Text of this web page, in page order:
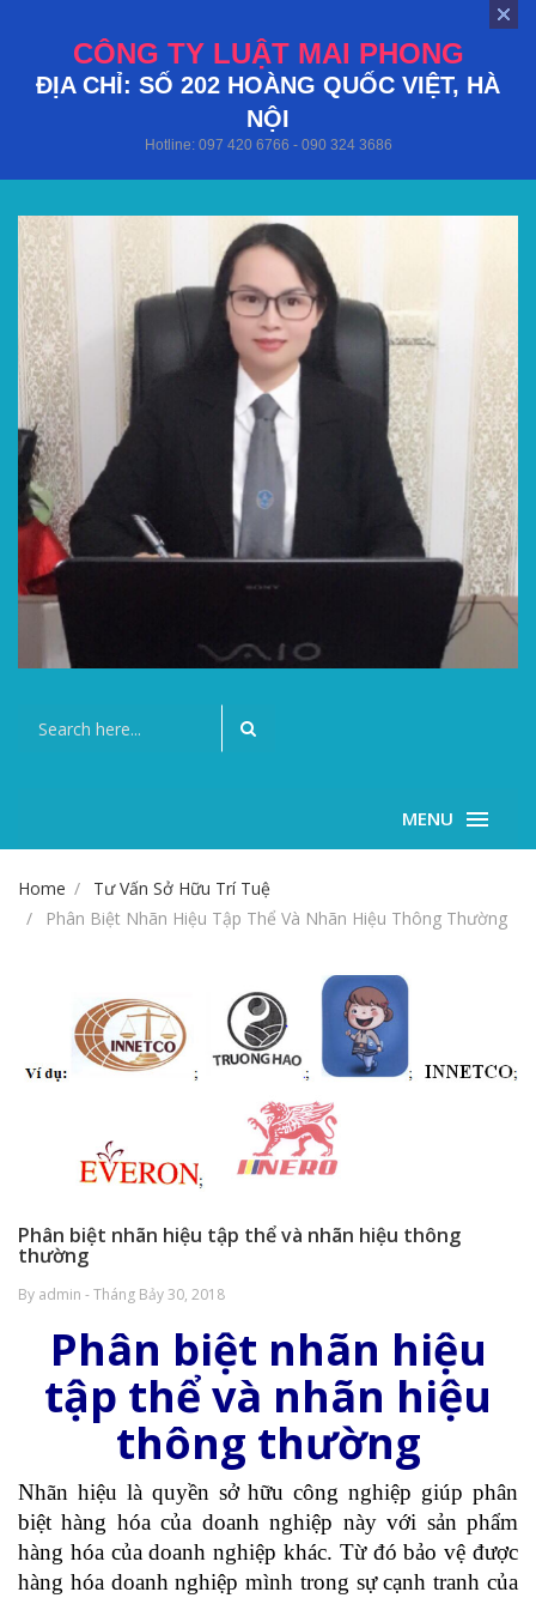
CÔNG TY LUẬT MAI PHONG
ĐỊA CHỈ: SỐ 202 HOÀNG QUỐC VIỆT, HÀ
NỘI
Hotline: 097 420 6766 - 090 324 3686
MENU
Home
Tư Vấn Sở Hữu Trí Tuệ
Phân Biệt Nhãn Hiệu Tập Thể Và Nhãn Hiệu Thông Thường
Phân biệt nhãn hiệu tập thể và nhãn hiệu thông
thường
By admin - Tháng Bảy 30, 2018
Phân biệt nhãn hiệu
tập thể và nhãn hiệu
thông thường
Nhãn hiệu là quyền sở hữu công nghiệp giúp phân
biệt hàng hóa của doanh nghiệp này với sản phẩm
hàng hóa của doanh nghiệp khác. Từ đó bảo vệ được
hàng hóa doanh nghiệp mình trong sự cạnh tranh của